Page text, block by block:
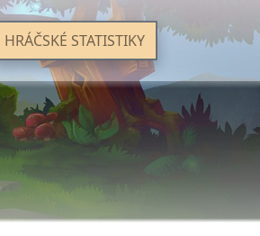
HRÁČSKÉ STATISTIKY